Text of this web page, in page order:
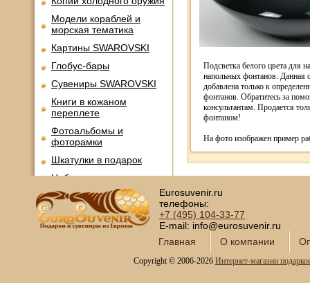
Модели кораблей и
морская тематика
Картины SWAROVSKI
Глобус-бары
Сувениры SWAROVSKI
Книги в кожаном
переплете
Фотоальбомы и
фоторамки
Шкатулки в подарок
Наборы для пикника
Мини - бары
Наборы для спиртного и
подарочные штофы
Подсветка белого цвета для
напольных фонтанов. Данная
добавлена только к
фонтанов. Обратитесь за
консультантам. Продается
фонтаном!
На фото изображен пример
Eurosuvenir.ru
телефоны:
+7 (495) 104-33-77
E-mail: info@eurosuvenir.ru
Главная
О компании
Copyright © 2006-2026 Интернет-магазин